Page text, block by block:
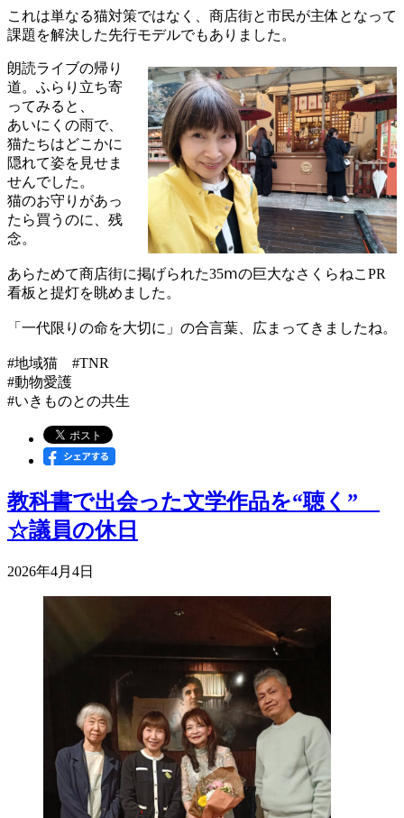
これは単なる猫対策ではなく、商店街と市民が主体となって
課題を解決した先行モデルでもありました。
朗読ライブの帰り
道。ふらり立ち寄
ってみると、
あいにくの雨で、
猫たちはどこかに
隠れて姿を見せま
せんでした。
猫のお守りがあっ
たら買うのに、残
念。
あらためて商店街に掲げられた35ⅿの巨大なさくらねこPR
看板と提灯を眺めました。
「一代限りの命を大切に」の合言葉、広まってきましたね。
#地域猫 #TNR
#動物愛護
#いきものとの共生
教科書で出会った文学作品を“聴く”
☆議員の休日
2026年4月4日